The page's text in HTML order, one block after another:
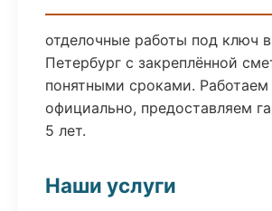
отделочные работы под ключ
Петербург с закреплённой
понятными сроками. Работаем
официально, предоставляем
5 лет.
Наши услуги